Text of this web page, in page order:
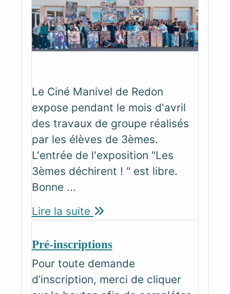
Le Ciné Manivel de Redon
expose pendant le mois d'avril
des travaux de groupe réalisés
par les élèves de 3èmes.
L'entrée de l'exposition "Les
3èmes déchirent ! " est libre.
Bonne ...
Lire la suite
Pré-inscriptions
Pour toute demande
d’inscription, merci de cliquer